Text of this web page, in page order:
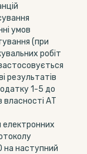
умов
(при
робіт
результатів
1-5 до
власності АТ
на наступний